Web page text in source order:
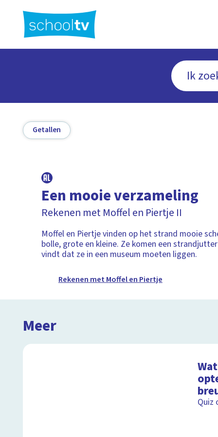
hoofdinhoud
Getallen
Een mooie verzameling
Rekenen met Moffel en Piertje II
Moffel en Piertje vinden op het strand mooie
bolle, grote en kleine. Ze komen een
vindt dat ze in een museum moeten liggen.
Rekenen met Moffel en Piertje
Meer
Quiz